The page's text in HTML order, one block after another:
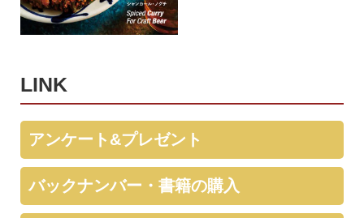
LINK
アンケート&プレゼント
バックナンバー・書籍の購入